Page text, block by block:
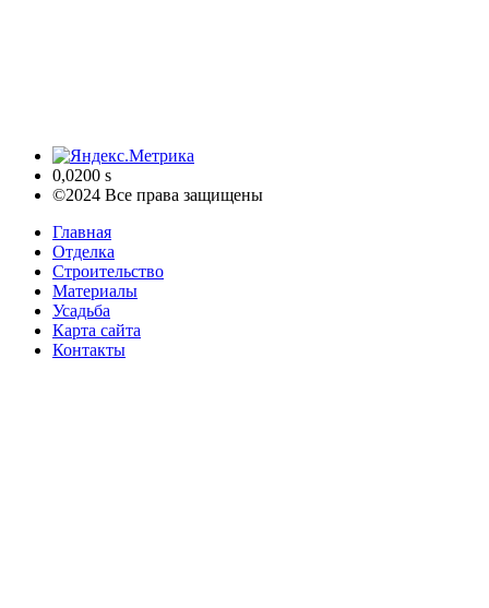
0,0200 s
©2024 Все права защищены
Главная
Отделка
Строительство
Материалы
Усадьба
Карта сайта
Контакты